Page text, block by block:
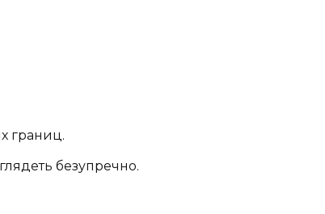
границ.
безупречно.